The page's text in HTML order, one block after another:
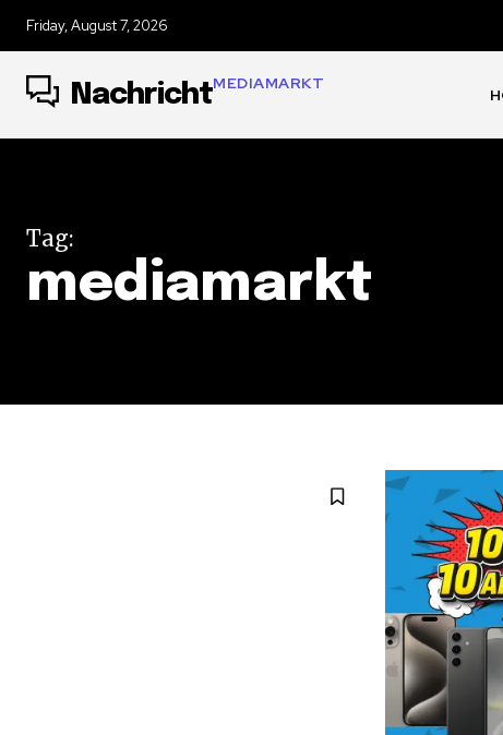
Friday, August 7, 2026
NachrichtMEDIAMARKT
Tag:
mediamarkt